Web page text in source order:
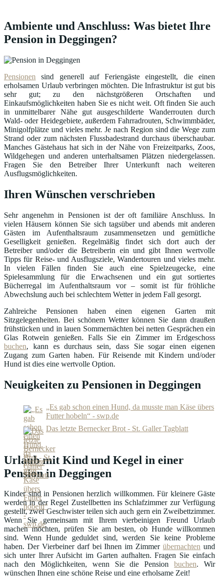
Ambiente und Anschluss: Was bietet Ihre
Pension in Deggingen?
Pensionen sind generell auf Feriengäste eingestellt, die einen
erholsamen Urlaub verbringen möchten. Die Infrastruktur ist gut bis
sehr gut; zu den nächstgrößeren Ortschaften und
Einkaufsmöglichkeiten haben Sie es nicht weit. Oft finden Sie auch
in unmittelbarer Nähe gut ausgeschilderte Wanderrouten durch
Wald- oder Heidegebiete, außerdem Fahrradrouten, Schwimmbäder,
Minigolfplätze und vieles mehr. Je nach Region sind die Wege zum
Strand oder zum nächsten Flussbadestrand durchaus überschaubar.
Manches Gästehaus hat sich in der Nähe von Freizeitparks, Zoos,
Wildgehegen und anderen unterhaltsamen Plätzen niedergelassen.
Fragen Sie den Betreiber Ihrer Unterkunft nach weiteren
Ausflugsmöglichkeiten.
Ihren Wünschen verschrieben
Sehr angenehm in Pensionen ist der oft familiäre Anschluss. In
vielen Häusern können Sie sich tagsüber und abends mit anderen
Gästen im Aufenthaltsraum zusammensetzen und gemütliche
Geselligkeit genießen. Regelmäßig findet sich dort auch der
Betreiber und/oder die Betreiberin ein und gibt Ihnen wertvolle
Tipps für Reise- und Ausflugsziele, Wandertouren und vieles mehr.
In vielen Fällen finden Sie auch eine Spielzeugecke, eine
Spielesammlung für die Erwachsenen und ein gut sortiertes
Bücherregal im Aufenthaltsraum vor – somit ist für fröhliche
Abwechslung auch bei schlechtem Wetter in jedem Fall gesorgt.
Zahlreiche Pensionen haben einen eigenen Garten mit
Sitzgelegenheiten. Bei schönem Wetter können Sie dann draußen
frühstücken und in lauen Sommernächten bei netten Gesprächen ein
Glas Rotwein genießen. Falls Sie ein Zimmer im Erdgeschoss
buchen, kann es durchaus sein, dass Sie sogar einen eigenen
Zugang zum Garten haben. Für Reisende mit Kindern und/oder
Hund ist dies eine wertvolle Option.
Neuigkeiten zu Pensionen in Deggingen
„Es gab schon einen Hund, da musste man Käse übers
Futter hobeln“ - swp.de
Das letzte Bernecker Brot - St. Galler Tagblatt
Urlaub mit Kind und Kegel in einer
Pension in Deggingen
Kinder sind in Pensionen herzlich willkommen. Für kleinere Gäste
werden in der Regel Zustellbetten ins Schlafzimmer zur Verfügung
gestellt, zwei Geschwister teilen sich auch gern ein Zweibettzimmer.
Wenn Sie gemeinsam mit Ihrem vierbeinigen Freund Urlaub
machen möchten, prüfen Sie am besten, ob Hunde willkommen
sind. Wenn Hunde geduldet sind, werden Sie keine Probleme
haben. Der Vierbeiner darf bei Ihnen im Zimmerübernachten und
sich unter Ihrer Aufsicht im Garten aufhalten. Fragen Sie einfach
nach den Möglichkeiten, wenn Sie die Pensionbuchen. Wir
wünschen Ihnen eine schöne Reise und eine erholsame Zeit!